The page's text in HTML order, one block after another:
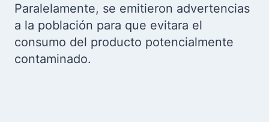
Paralelamente, se emitieron advertencias
a la población para que evitara el
consumo del producto potencialmente
contaminado.